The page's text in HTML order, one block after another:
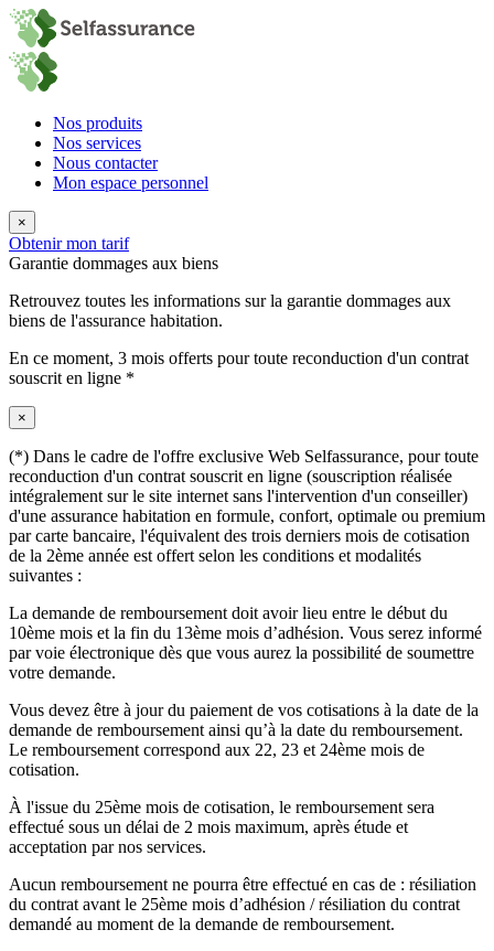
Nos produits
Nos services
Nous contacter
Mon espace personnel
×
Obtenir mon tarif
Garantie dommages aux biens
Retrouvez toutes les informations sur la garantie dommages aux
biens de l'assurance habitation.
En ce moment, 3 mois offerts pour toute reconduction d'un contrat
souscrit en ligne *
×
(*) Dans le cadre de l'offre exclusive Web Selfassurance, pour toute
reconduction d'un contrat souscrit en ligne (souscription réalisée
intégralement sur le site internet sans l'intervention d'un conseiller)
d'une assurance habitation en formule, confort, optimale ou premium
par carte bancaire, l'équivalent des trois derniers mois de cotisation
de la 2ème année est offert selon les conditions et modalités
suivantes :
La demande de remboursement doit avoir lieu entre le début du
10ème mois et la fin du 13ème mois d’adhésion. Vous serez informé
par voie électronique dès que vous aurez la possibilité de soumettre
votre demande.
Vous devez être à jour du paiement de vos cotisations à la date de la
demande de remboursement ainsi qu’à la date du remboursement.
Le remboursement correspond aux 22, 23 et 24ème mois de
cotisation.
À l'issue du 25ème mois de cotisation, le remboursement sera
effectué sous un délai de 2 mois maximum, après étude et
acceptation par nos services.
Aucun remboursement ne pourra être effectué en cas de : résiliation
du contrat avant le 25ème mois d’adhésion / résiliation du contrat
demandé au moment de la demande de remboursement.